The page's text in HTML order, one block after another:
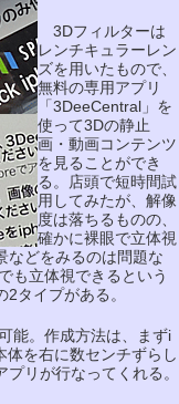
3Dフィルターは
レンチキュラーレン
ズを用いたもので、
無料の専用アプリ
「3DeeCentral」を
使って3Dの静止
画・動画コンテンツ
を見ることができ
る。店頭で短時間試
用してみたが、解像
度は落ちるものの、
確かに裸眼で立体視
などをみるのは問題な
も立体視できるという
タイプがある。
能。作成方法は、まずi
を右に数センチずらし
リが行なってくれる。